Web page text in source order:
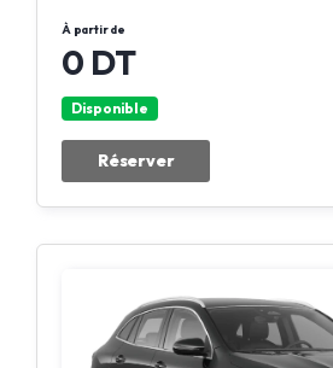
À partir de
0 DT
Disponible
Réserver